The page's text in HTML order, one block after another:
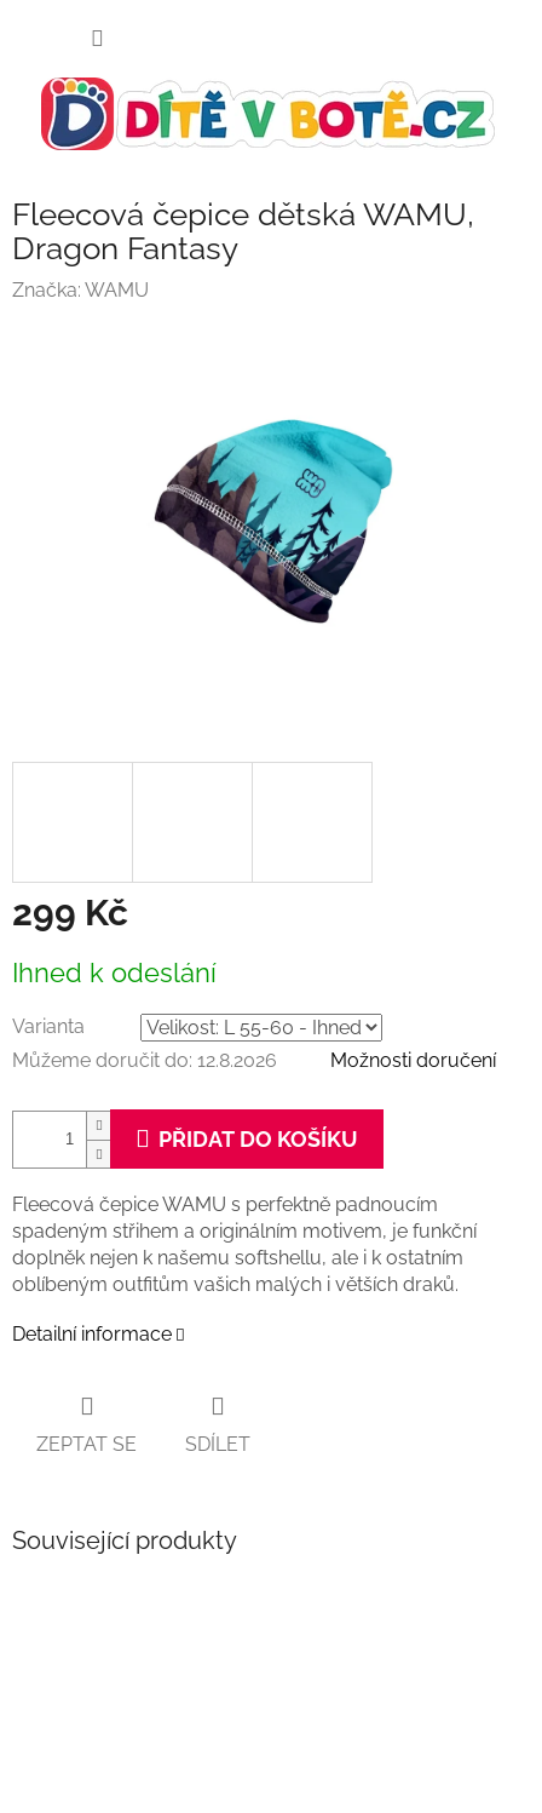
Fleecová čepice dětská WAMU,
Dragon Fantasy
Značka: WAMU
299 Kč
cena:
Ihned k odeslání
Varianta
Můžeme doručit do: 12.8.2026 Možnosti doručení
PŘIDAT DO KOŠÍKU
Fleecová čepice WAMU s perfektně padnoucím
spadeným střihem a originálním motivem, je funkční
doplněk nejen k našemu softshellu, ale i k ostatním
oblíbeným outfitům vašich malých i větších draků.
Detailní informace
ZEPTAT SE SDÍLET
Související produkty